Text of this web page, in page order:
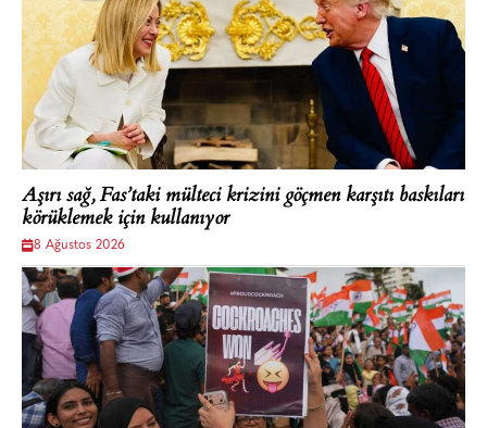
Aşırı sağ, Fas’taki mülteci krizini göçmen karşıtı baskıları
körüklemek için kullanıyor
8 Ağustos 2026